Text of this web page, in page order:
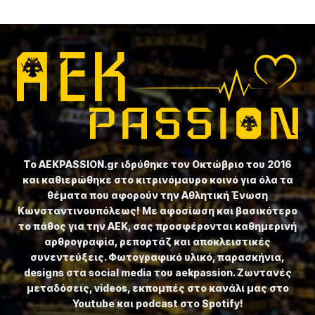
Το ⁦AEKPASSION.gr⁩ ιδρύθηκε τον Οκτώβριο του 2016
και καθιερώθηκε στο κιτρινόμαυρο κοινό για όλα τα
θέματα που αφορούν την Αθλητική Ένωση
Κωνσταντινουπόλεως! Με αφοσίωση και βασικότερο
το πάθος για την ΑΕΚ, σας προσφέρονται καθημερινή
αρθρογραφία, ρεπορτάζ και αποκλειστικές
συνεντεύξεις. Φωτογραφικό υλικό, παρασκήνια,
designs στα social media του aekpassion. Ζωντανές
μεταδόσεις, videos, εκπομπές στο κανάλι μας στο
Youtube και podcast στο Spotify!